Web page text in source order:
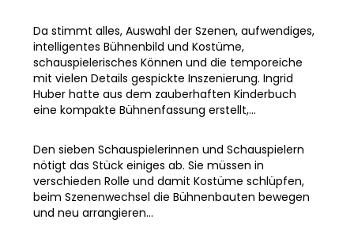
Da stimmt alles, Auswahl der Szenen, aufwendiges,
intelligentes Bühnenbild und Kostüme,
schauspielerisches Können und die temporeiche
mit vielen Details gespickte Inszenierung. Ingrid
Huber hatte aus dem zauberhaften Kinderbuch
eine kompakte Bühnenfassung erstellt,...
Den sieben Schauspielerinnen und Schauspielern
nötigt das Stück einiges ab. Sie müssen in
verschieden Rolle und damit Kostüme schlüpfen,
beim Szenenwechsel die Bühnenbauten bewegen
und neu arrangieren...